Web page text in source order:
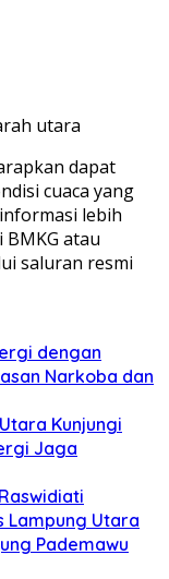
utara
dapat
cuaca yang
lebih
atau
saluran resmi
dengan
Narkoba dan
Kunjungi
Jaga
Lampung Utara
Pademawu